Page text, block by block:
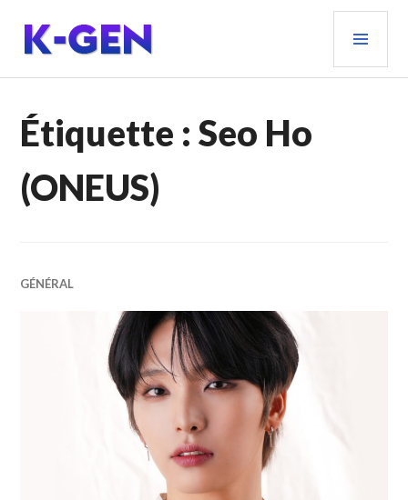
contenu
principal
K-GEN
Étiquette :Seo Ho
(ONEUS)
GÉNÉRAL